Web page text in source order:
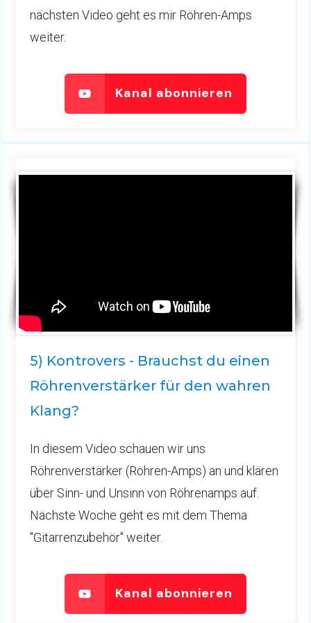
nächsten Video geht es mir Röhren-Amps
weiter.
Kanal abonnieren
5) Kontrovers - Brauchst du einen
Röhrenverstärker für den wahren
Klang?
In diesem Video schauen wir uns
Röhrenverstärker (Röhren-Amps) an und klären
über Sinn- und Unsinn von Röhrenamps auf.
Nächste Woche geht es mit dem Thema
"Gitarrenzubehör" weiter.
Kanal abonnieren